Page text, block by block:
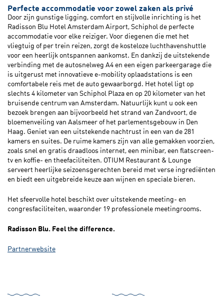
Perfecte accommodatie voor zowel zaken als privé
Door zijn gunstige ligging, comfort en stijlvolle inrichting is het
Radisson Blu Hotel Amsterdam Airport, Schiphol de perfecte
accommodatie voor elke reiziger. Voor diegenen die met het
vliegtuig of per trein reizen, zorgt de kosteloze luchthavenshuttle
voor een heerlijk ontspannen aankomst. En dankzij de uitstekende
verbinding met de autosnelweg A4 en een eigen parkeergarage die
is uitgerust met innovatieve e-mobility oplaadstations is een
comfortabele reis met de auto gewaarborgd. Het hotel ligt op
slechts 4 kilometer van Schiphol Plaza en op 20 kilometer van het
bruisende centrum van Amsterdam. Natuurlijk kunt u ook een
bezoek brengen aan bijvoorbeeld het strand van Zandvoort, de
bloemenveiling van Aalsmeer of het parlementsgebouw in Den
Haag. Geniet van een uitstekende nachtrust in een van de 281
kamers en suites. De ruime kamers zijn van alle gemakken voorzien,
zoals snel en gratis draadloos internet, een minibar, een flatscreen-
tv en koffie- en theefaciliteiten. OTIUM Restaurant & Lounge
serveert heerlijke seizoensgerechten bereid met verse ingrediënten
en biedt een uitgebreide keuze aan wijnen en speciale bieren.
Het sfeervolle hotel beschikt over uitstekende meeting- en
congresfaciliteiten, waaronder 19 professionele meetingrooms.
Radisson Blu. Feel the difference.
Partnerwebsite